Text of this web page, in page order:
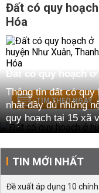
Đất có quy
Hóa
TÌM THEO NGÀY
Đất có quy hoạch
Thông tin đất có
nhật đầy đủ những
quy hoạch tại 15 xã
thể:
Gồm, 15 xã: Đất có
Lương, Cát Tân, Cát
Hòa, Thanh Lâm,
Sơn, Thanh Xuân,
TIN MỚI NHẤT
Đề xuất áp dụng 10